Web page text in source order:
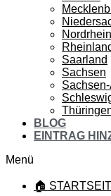
Saarland
Sachsen
BLOG
EINTRAG
Menü
🏠